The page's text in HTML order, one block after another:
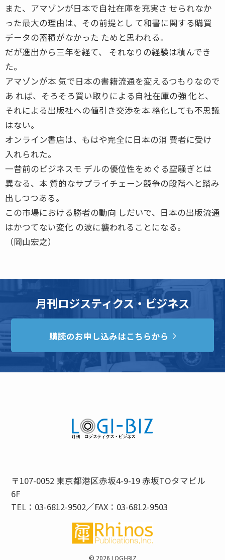
また、アマゾンが日本で自社在庫を充実さ せられなか
った最大の理由は、その前提とし て和書に関する購買
データの蓄積がなかった ためと思われる。
だが進出から三年を経て、 それなりの経験は積んでき
た。
アマゾンが本 気で日本の書籍流通を変えるつもりなので
あ れば、そろそろ買い取りによる自社在庫の強 化と、
それによる出版社への値引き交渉を本 格化しても不思議
はない。
オンライン書店は、もはや完全に日本の消 費者に受け
入れられた。
一昔前のビジネスモ デルの優位性をめぐる空騒ぎとは
異なる、本 質的なサプライチェーン競争の段階へと踏み
出しつつある。
この市場における勝者の動向 しだいで、日本の出版流通
はかつてない変化 の波に襲われることになる。
（岡山宏之）
月刊ロジスティクス・ビジネス
購読のお申し込みはこちらから
〒107-0052 東京都港区赤坂4-9-19 赤坂TOタマビル
6F
TEL：03-6812-9502／FAX：03-6812-9503
© 2026 LOGI-BIZ